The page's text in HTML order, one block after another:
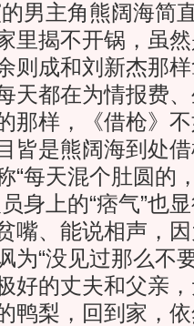
男主角熊阔海简
里揭不开锅，虽
则成和刘新杰那
天都在为情报费
那样，《借枪》
皆是熊阔海到处
“每天混个肚圆的
身上的“痞气”也
嘴、能说相声，
为“没见过那么不
好的丈夫和父亲
鸭梨，回到家，